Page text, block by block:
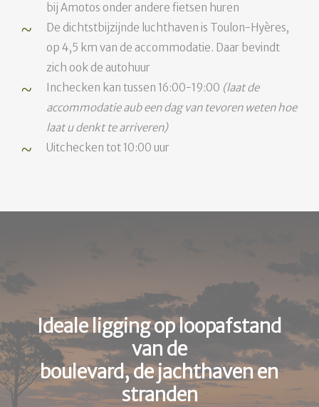
bij Amotos onder andere fietsen huren
De dichtstbijzijnde luchthaven is Toulon-Hyères,
op 4,5 km van de accommodatie. Daar bevindt
zich ook de autohuur
Inchecken kan tussen 16:00-19:00 (laat de
accommodatie aub een dag van tevoren weten hoe
laat u denkt te arriveren)
Uitchecken tot 10:00 uur
Ideale ligging op loopafstand
van de
boulevard, de jachthaven en
stranden